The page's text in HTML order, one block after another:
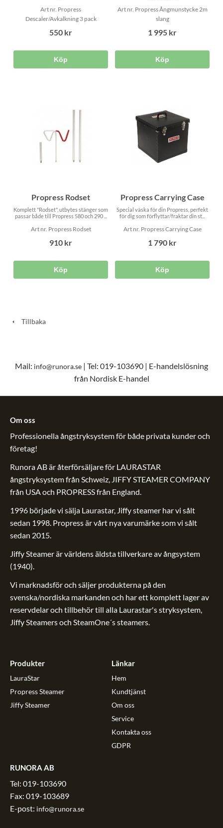
Art nr. Propress
Descaler/Avkalkning 3 pack
550 kr
Köp
Art nr. Propress Ångmunstycke 2m
slang
1 995 kr
Köp
Propress Rodset
Komplett "Rodset", utbytes stänger som
passar både till Propress 580 och 290 ...
Art nr. Propress Rodset
910 kr
Köp
Propress Carrying Case
Special väska för din Propress, perfekt
för dig som förflyttar/fraktar din st...
Art nr. Propress Carrying Case
1 790 kr
Köp
Tillbaka
Mail: info@runora.se | Tel: 019-103690 | E-handelslösning
från Nordisk E-handel
Om oss
Professionella ångstryksystem för både privata kunder och
företag!
Runora AB är återförsäljare för LAURASTAR
ångstryksystem från Schweiz, JIFFY STEAMER COMPANY
från USA och PROPRESS från England.
1996 började vi sälja Laurastar, Jiffy steamer har vi sålt
sedan 1998. Propress är vårt nya varumärke som vi sålt
sedan 2015.
Jiffy Steamer är världens äldsta tillverkare av ångsystem
(1940).
Vi marknadsför och säljer produkterna på den
svenska/nordiska markanden och har ett komplett lager av
reservdelar och tillbehör till alla Laurastar's stryksystem,
Jiffy Steamers och SteamOne´s steamers.
Produkter
LauraStar
Propress Steamer
Jiffy Steamer
Länkar
Hem
Kundtjänst
Om oss
Service
Kontakta oss
GDPR
RUNORA AB
Tel: 019-103690
Fax: 019-103689
E-post: info@runora.se